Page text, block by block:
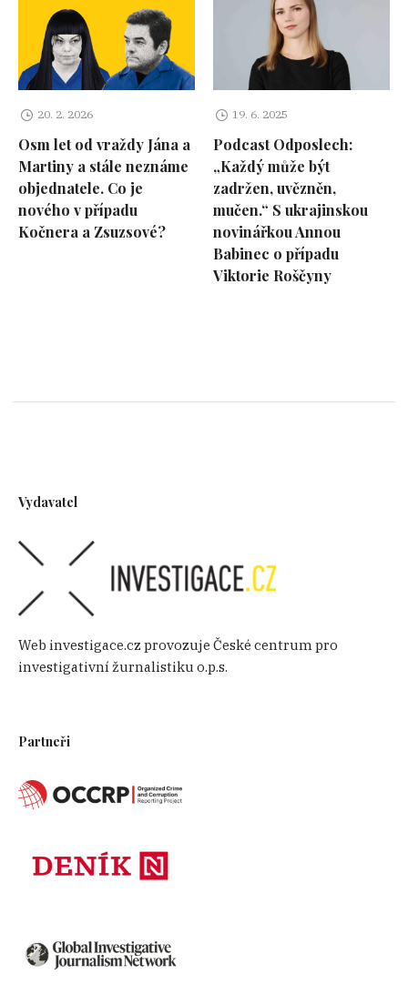
20. 2. 2026
Osm let od vraždy Jána a
Martiny a stále neznáme
objednatele. Co je
nového v případu
Kočnera a Zsuzsové?
19. 6. 2025
Podcast Odposlech:
„Každý může být
zadržen, uvězněn,
mučen.“ S ukrajinskou
novinářkou Annou
Babinec o případu
Viktorie Roščyny
Vydavatel
Web investigace.cz provozuje České centrum pro
investigativní žurnalistiku o.p.s.
Partneři